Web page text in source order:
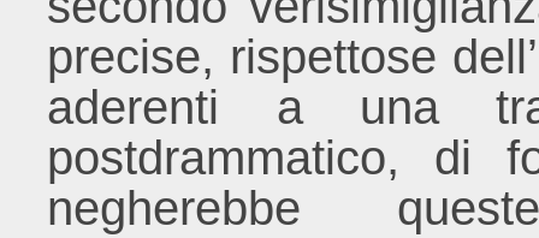
precise, rispettose
aderenti a una
postdrammatico, di
negherebbe